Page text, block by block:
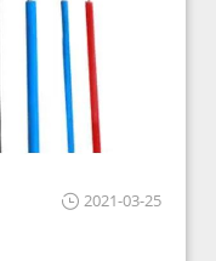
2021-03-25